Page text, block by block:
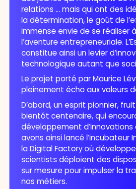
relations … mais qui ont des
la détermination, le goût de
immense envie de se réaliser
l’aventure entrepreneuriale.
constitue ainsi un levier
technologique autant que
Le projet porté par Maurice
pleinement écho aux valeurs
D’abord, un esprit pionnier,
bientôt centenaire, qui
développement d’innovations
avons ainsi lancé l’incubateur
la Digital Factory où
scientists déploient des
sur mesure pour impulser la
nos métiers.